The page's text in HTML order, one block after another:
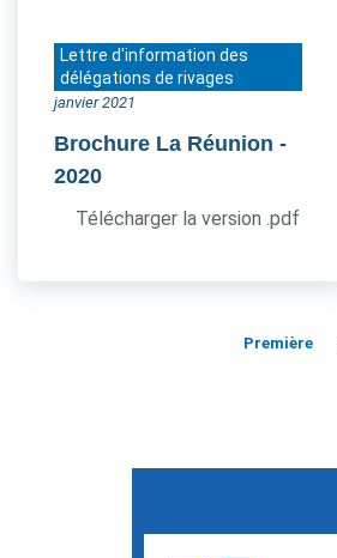
Lettre d'information des
délégations de rivages
janvier 2021
Brochure La Réunion -
2020
Télécharger la version .pdf
Première